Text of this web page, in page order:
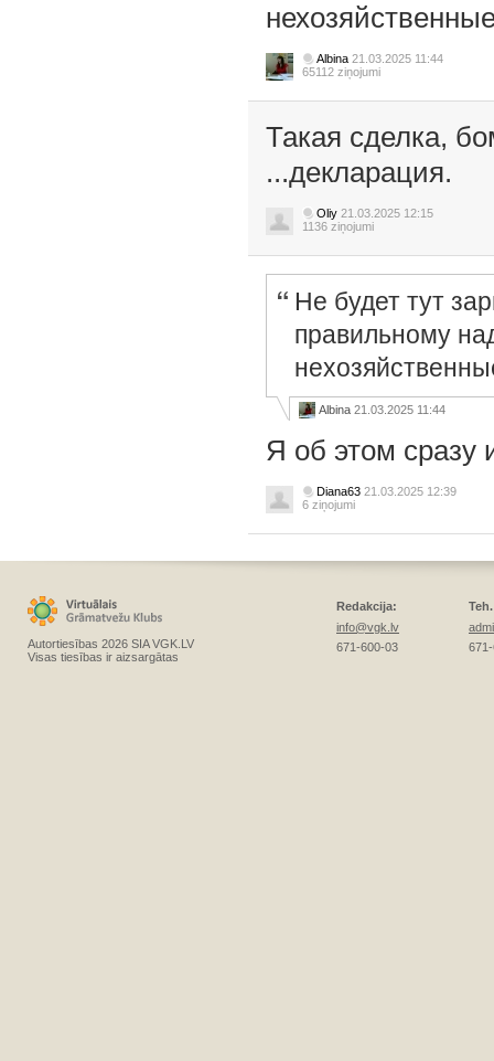
Albina 21.03.2025 11:44
65112 ziņojumi
Такая сделка,
...декларация.
Oliy 21.03.2025 12:15
1136 ziņojumi
Не будет тут
правильному
Albina 21.03.2025 11:44
Я об этом сразу
Diana63 21.03.2025 12:39
6 ziņojumi
Autortiesības 2026 SIA VGK.LV
Visas tiesības ir aizsargātas
Redakcija:
info@vgk.lv
671-600-03